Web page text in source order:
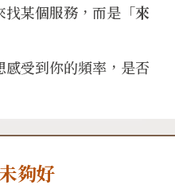
找某個服務，而是「來
受到你的頻率，是否
夠好